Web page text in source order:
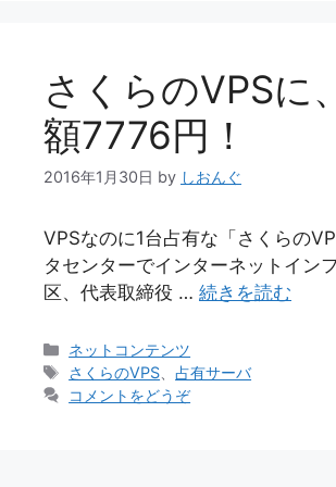
さくらのVPSに
額7776円！
2016年1月30日 by しおんぐ
VPSなのに1台占有な「さくらの
タセンターでインターネットイン
区、代表取締役 … 続きを読む
カ
テ
ゴ
ネットコンテンツ
タ
グ
さくらのVPS 、占有サーバ
コメントをどうぞ